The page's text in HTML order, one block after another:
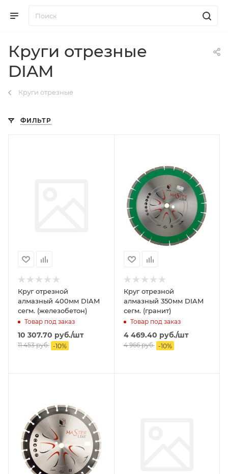
Круги отрезные
DIAM
Круги отрезные
ФИЛЬТР
Круг отрезной
алмазный 400мм DIAM
сегм. (железобетон)
Товар под заказ
10 307.70 руб./шт
11 453руб. -10%
Круг отрезной
алмазный 350мм DIAM
сегм. (гранит)
Товар под заказ
4 469.40 руб./шт
4 966руб. -10%